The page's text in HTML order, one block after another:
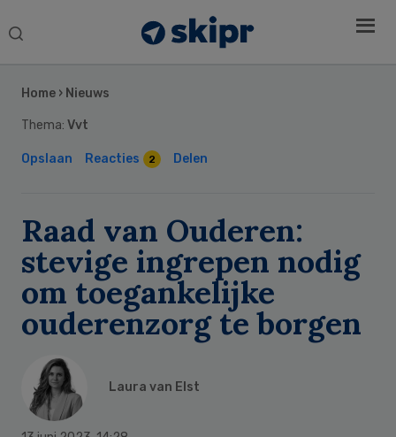
Search
Home › Nieuws
Thema: Vvt
Opslaan Reacties 2 Delen
Raad van Ouderen:
stevige ingrepen nodig
om toegankelijke
ouderenzorg te borgen
Laura van Elst
Sidebar